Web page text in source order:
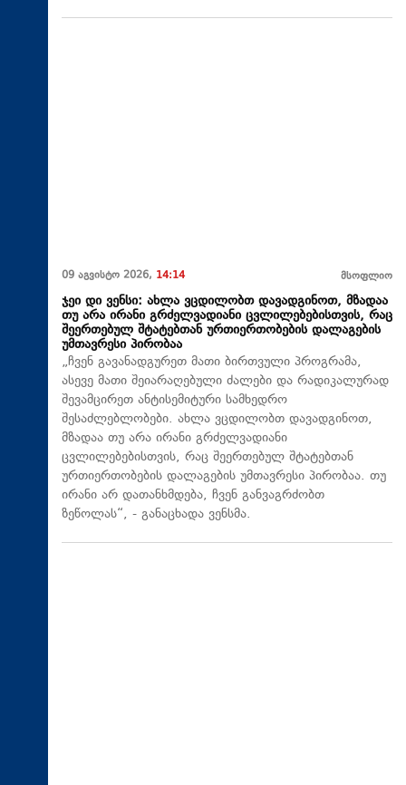
09 აგვისტო 2026, 14:14 მსოფლიო
ჯეი დი ვენსი: ახლა ვცდილობთ დავადგინოთ, მზადაა
თუ არა ირანი გრძელვადიანი ცვლილებებისთვის, რაც
შეერთებულ შტატებთან ურთიერთობების დალაგების
უმთავრესი პირობაა
„ჩვენ გავანადგურეთ მათი ბირთვული პროგრამა,
ასევე მათი შეიარაღებული ძალები და რადიკალურად
შევამცირეთ ანტისემიტური სამხედრო
შესაძლებლობები. ახლა ვცდილობთ დავადგინოთ,
მზადაა თუ არა ირანი გრძელვადიანი
ცვლილებებისთვის, რაც შეერთებულ შტატებთან
ურთიერთობების დალაგების უმთავრესი პირობაა. თუ
ირანი არ დათანხმდება, ჩვენ განვაგრძობთ
ზეწოლას“, - განაცხადა ვენსმა.